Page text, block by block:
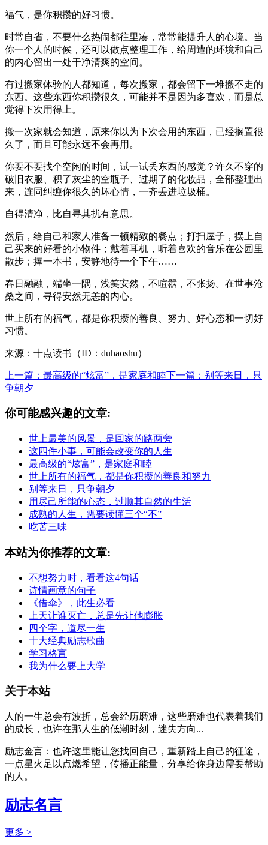
福气，是你积攒的好习惯。
时常自省，不要什么热闹都往里凑，常常能提升人的心境。当
你一个人的时候，还可以做点整理工作，给周遭的环境和自己
的内心留出一处干净清爽的空间。
有过搬家体验的人都知道，每次搬家，都会留下一堆搬不走的
东西。这些东西你积攒很久，可能并不是因为多喜欢，而是总
觉得下次用得上。
搬一次家就会知道，原来你以为下次会用的东西，已经搁置很
久了，而且可能永远不会再用。
你要不要找个空闲的时间，试一试丢东西的感觉？许久不穿的
破旧衣服、积了灰尘的空瓶子、过期了的化妆品，全部整理出
来，连同纠缠你很久的坏心情，一齐丢进垃圾桶。
自得清净，比自寻其扰有意思。
然后，给自己和家人准备一顿精致的餐点；打扫屋子，摆上自
己买来的好看的小物件；戴着耳机，听着喜欢的音乐在公园里
散步；捧一本书，安静地待一个下午……
春日融融，端坐一隅，浅笑安然，不喧嚣，不张扬。在世事沧
桑之间，寻得安然无恙的内心。
世上所有的福气，都是你积攒的善良、努力、好心态和一切好
习惯。
来源：十点读书（ID：duhaoshu）
上一篇：最高级的“炫富”，是家庭和睦下一篇：别等来日，只
争朝夕
你可能感兴趣的文章:
世上最美的风景，是回家的路两旁
这四件小事，可能会改变你的人生
最高级的“炫富”，是家庭和睦
世上所有的福气，都是你积攒的善良和努力
别等来日，只争朝夕
用尽己所能的心态，过顺其自然的生活
成熟的人生，需要读懂三个“不”
吃苦三味
本站为你推荐的文章:
不想努力时，看看这4句话
诗情画意的句子
《借伞》，此生必看
上天让谁灭亡，总是先让他膨胀
四个字，道尽一生
十大经典励志歌曲
学习格言
我为什么要上大学
关于本站
人的一生总会有波折，总会经历磨难，这些磨难也代表着我们
的成长，也许在那人生的低潮时刻，迷失方向...
励志金言：也许这里能让您找回自己，重新踏上自己的征途，
一点星火足以点燃希望，传播正能量，分享给你身边需要帮助
的人。
励志名言
更多 >